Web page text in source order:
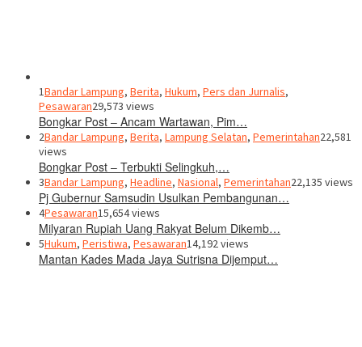
1Bandar Lampung, Berita, Hukum, Pers dan Jurnalis,
Pesawaran29,573 views
Bongkar Post – Ancam Wartawan, Pim…
2Bandar Lampung, Berita, Lampung Selatan, Pemerintahan22,581
views
Bongkar Post – Terbukti Selingkuh,…
3Bandar Lampung, Headline, Nasional, Pemerintahan22,135 views
Pj Gubernur Samsudin Usulkan Pembangunan…
4Pesawaran15,654 views
Milyaran Rupiah Uang Rakyat Belum Dikemb…
5Hukum, Peristiwa, Pesawaran14,192 views
Mantan Kades Mada Jaya Sutrisna Dijemput…